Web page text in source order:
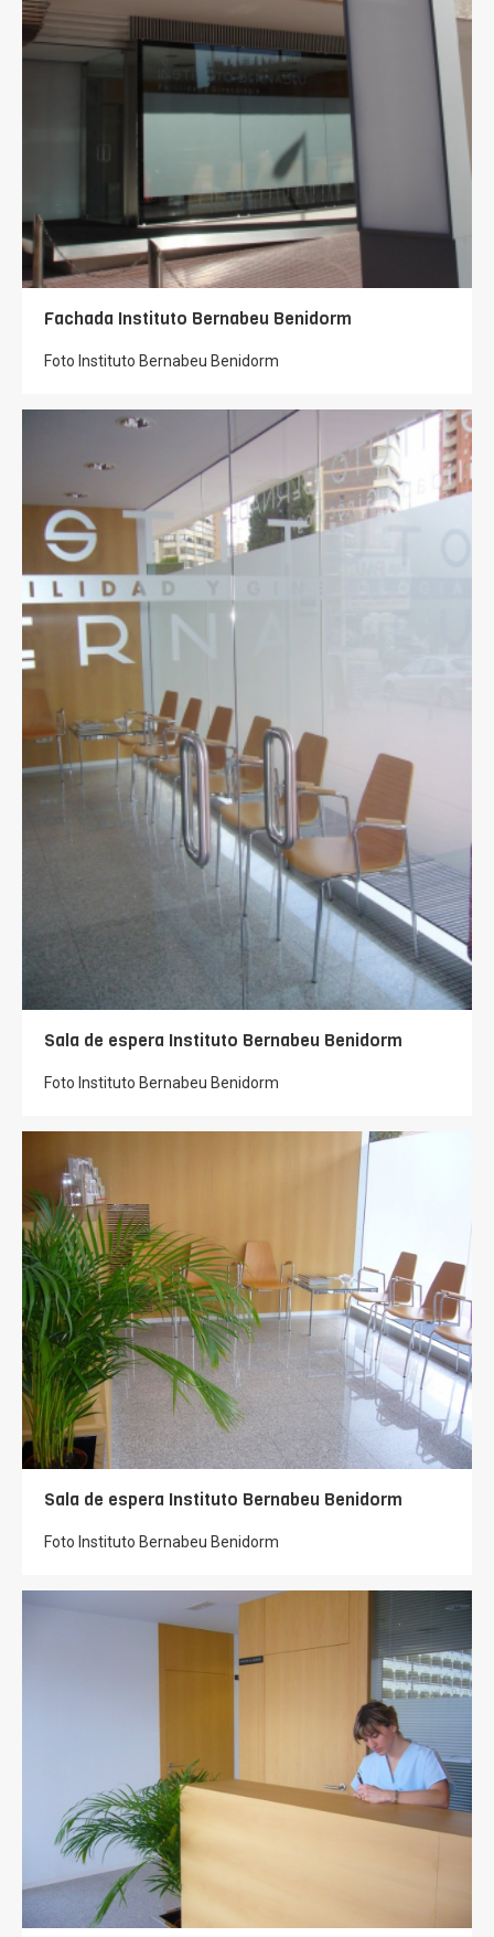
Fachada Instituto Bernabeu Benidorm
Foto Instituto Bernabeu Benidorm
Sala de espera Instituto Bernabeu Benidorm
Foto Instituto Bernabeu Benidorm
Sala de espera Instituto Bernabeu Benidorm
Foto Instituto Bernabeu Benidorm